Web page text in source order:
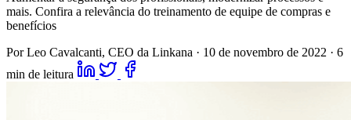
mais. Confira a relevância do treinamento de equipe de compras e
benefícios
Por Leo Cavalcanti, CEO da Linkana · 10 de novembro de 2022 · 6
min de leitura